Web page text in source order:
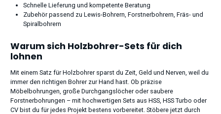
Schnelle Lieferung und kompetente Beratung
Zubehör passend zu Lewis-Bohrern, Forstnerbohrern, Fräs- und
Spiralbohrern
Warum sich Holzbohrer-Sets für dich
lohnen
Mit einem Satz für Holzbohrer sparst du Zeit, Geld und Nerven, weil du
immer den richtigen Bohrer zur Hand hast. Ob präzise
Möbelbohrungen, große Durchgangslöcher oder saubere
Forstnerbohrungen – mit hochwertigen Sets aus HSS, HSS Turbo oder
CV bist du für jedes Projekt bestens vorbereitet. Stöbere jetzt durch